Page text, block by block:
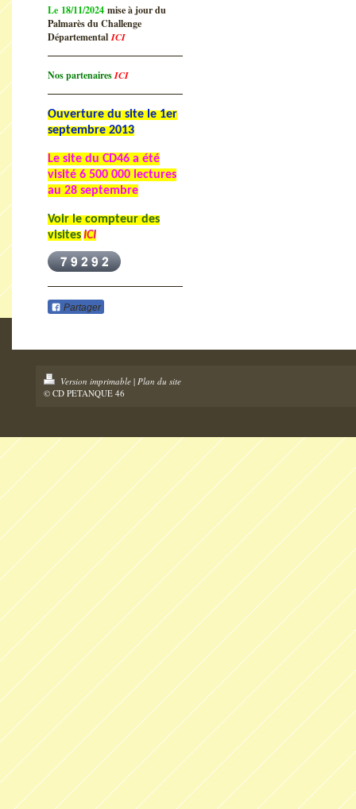
Le 18/11/2024 mise à jour du
Palmarès du Challenge
DépartementalICI
Nos partenairesICI
Ouverture du site le 1er
septembre 2013
Le site du CD46 a été
visité 6 500 000 lectures
au 28 septembre
Voir le compteur des
visitesICI
Partager
Version imprimable | Plan du site
© CD PETANQUE 46